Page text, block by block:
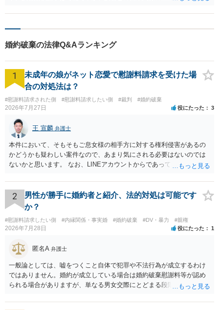
及されたい場合には、関係した法理等にも通じた弁護士等に相談し、
婚約破棄の法律Q&Aランキング
1
未成年の娘がネット恋愛で慰謝料請求を受けた場
合の対処法は？
#慰謝料請求された側 #慰謝料請求したい側 #裁判 #婚約破棄
2026年7月27日 役にたった 3
王 宣麟 弁護士
本件において、そもそもご息女様の相手方に対する権利侵害があるの
かどうかも疑わしい案件なので、あまり気にされる必要はないのでは
ないかと思います。 なお、LINEアカウントからであっても、そこに紐
るパターンはありえるものの、本件のような精神的損害が発生したと
明確にいえないような案件において開示がなされる可能性も低いので
はないかと推察します。
2
男性が勝手に婚約者と紹介、法的対処は可能です
か？
#慰謝料請求したい側 #内縁関係・事実婚 #婚約破棄 #DV・暴力 #親権
2026年7月28日 役にたった 1
匿名A 弁護士
一般論としては、嘘をつくこと自体で犯罪や不法行為が成立するわけ
ではありません。婚約が成立している場合は婚約破棄慰謝料等が認め
られる場合がありますが、単なる男女交際にとどまる段階の場合、独
慰謝料は生じないことが多いと思われます。 お怒りはごもっともです